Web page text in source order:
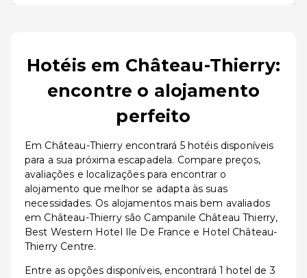
Hotéis em Château-Thierry:
encontre o alojamento
perfeito
Em Château-Thierry encontrará 5 hotéis disponíveis
para a sua próxima escapadela. Compare preços,
avaliações e localizações para encontrar o
alojamento que melhor se adapta às suas
necessidades. Os alojamentos mais bem avaliados
em Château-Thierry são Campanile Château Thierry,
Best Western Hotel Ile De France e Hotel Château-
Thierry Centre.
Entre as opções disponíveis, encontrará 1 hotel de 3